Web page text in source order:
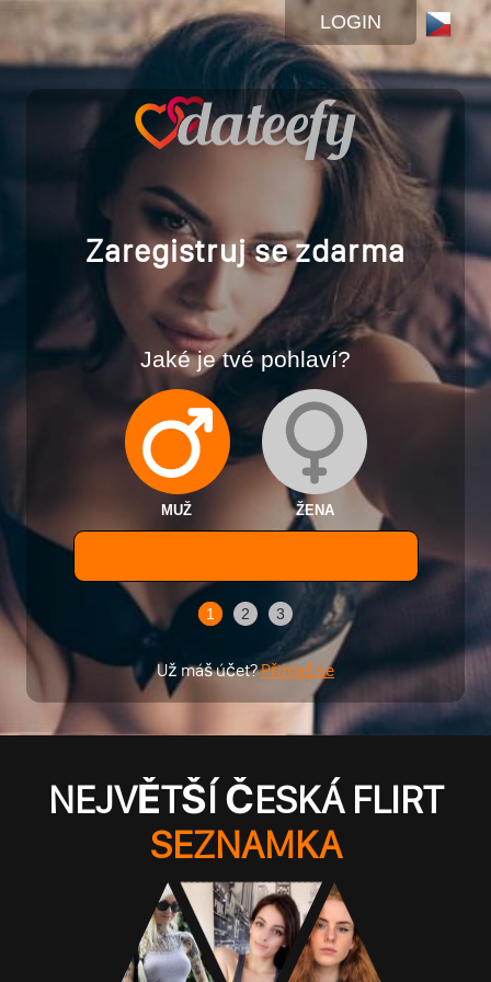
LOGIN
Zaregistruj se zdarma
Jaké je tvé pohlaví?
MUŽ ŽENA
1 2 3
Už máš účet?Přihlaš se
NEJVĚTŠÍ ČESKÁ FLIRT
SEZNAMKA